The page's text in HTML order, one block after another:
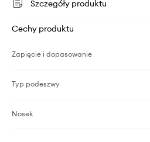
Szczegóły produktu
Cechy produktu
Zapięcie i dopasowanie
Typ podeszwy
Nosek